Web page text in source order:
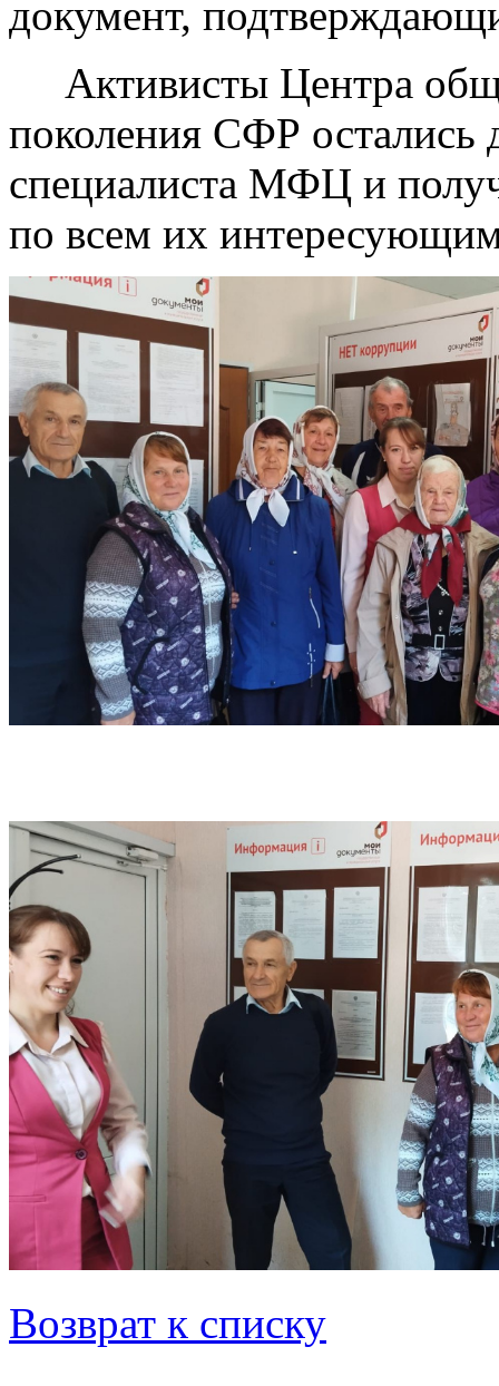
документ,
Активисты Центра
поколения СФР остались
специалиста МФЦ и
по всем их
Возврат к списку